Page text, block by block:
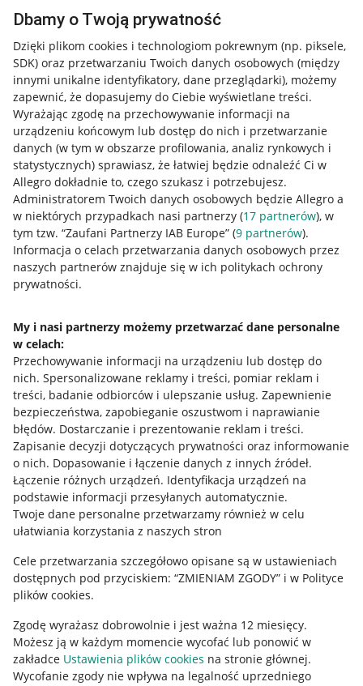
Dbamy o Twoją prywatność
Dzięki plikom cookies i technologiom pokrewnym (np. piksele,
SDK) oraz przetwarzaniu Twoich danych osobowych (między
innymi unikalne identyfikatory, dane przeglądarki), możemy
zapewnić, że dopasujemy do Ciebie wyświetlane treści.
Wyrażając zgodę na przechowywanie informacji na
urządzeniu końcowym lub dostęp do nich i przetwarzanie
danych (w tym w obszarze profilowania, analiz rynkowych i
statystycznych) sprawiasz, że łatwiej będzie odnaleźć Ci w
Allegro dokładnie to, czego szukasz i potrzebujesz.
Administratorem Twoich danych osobowych będzie Allegro a
w niektórych przypadkach nasi partnerzy (17 partnerów), w
tym tzw. “Zaufani Partnerzy IAB Europe” (9 partnerów).
Informacja o celach przetwarzania danych osobowych przez
naszych partnerów znajduje się w ich politykach ochrony
prywatności.
My i nasi partnerzy możemy przetwarzać dane personalne
w celach:
Przechowywanie informacji na urządzeniu lub dostęp do
nich. Spersonalizowane reklamy i treści, pomiar reklam i
treści, badanie odbiorców i ulepszanie usług. Zapewnienie
bezpieczeństwa, zapobieganie oszustwom i naprawianie
błędów. Dostarczanie i prezentowanie reklam i treści.
Zapisanie decyzji dotyczących prywatności oraz informowanie
o nich. Dopasowanie i łączenie danych z innych źródeł.
Łączenie różnych urządzeń. Identyfikacja urządzeń na
podstawie informacji przesyłanych automatycznie.
Twoje dane personalne przetwarzamy również w celu
ułatwiania korzystania z naszych stron
Cele przetwarzania szczegółowo opisane są w ustawieniach
dostępnych pod przyciskiem: “ZMIENIAM ZGODY” i w Polityce
plików cookies.
Zgodę wyrażasz dobrowolnie i jest ważna 12 miesięcy.
Możesz ją w każdym momencie wycofać lub ponowić w
zakładce Ustawienia plików cookies na stronie głównej.
Wycofanie zgody nie wpływa na legalność uprzedniego
Przydatne informacje
Jak to działa
Allegro Gadane dla sprzedających
Allegro Gadane dla kupujących
Mapa miejscowości
Informacje prawne
Regulamin
Polityka plików "cookies"
Ustawienia plików "cookies"
Udostępnianie lokalizacji
Informacje dla Aktu o Usługach Cyfrowych
Pobierz aplikację